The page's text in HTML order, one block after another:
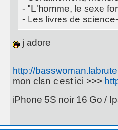
- "L'homme, le sexe
- Les livres de
j adore
http://
mon clan c'est ici >>>
iPhone 5S noir 16 Go /